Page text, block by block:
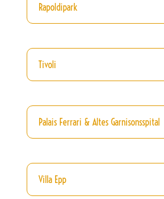
Rapoldipark
Tivoli
Palais Ferrari & Altes Garnisonsspital
Villa Epp